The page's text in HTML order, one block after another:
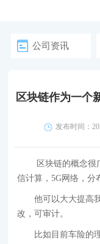
公司资讯
区块链作为一个
发布时间：
区块链的概念
信计算，5G网络，分
他可以大大提高
改，可审计。
比如目前车险的